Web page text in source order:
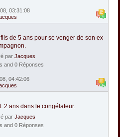
03:31:08
de 5 ans pour se venger de son ex
par Jacques
and 0 Réponses
04:42:06
2 ans dans le congélateur.
par Jacques
and 0 Réponses